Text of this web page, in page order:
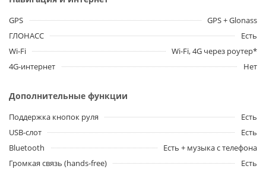
GPS
GPS + Glonass
ГЛОНАСС
Есть
Wi-Fi
Wi-Fi, 4G через роутер*
4G-интернет
Нет
Дополнительные функции
Поддержка кнопок руля
Есть
USB-слот
Есть
Bluetooth
Есть + музыка с телефона
Громкая связь (hands-free)
Есть